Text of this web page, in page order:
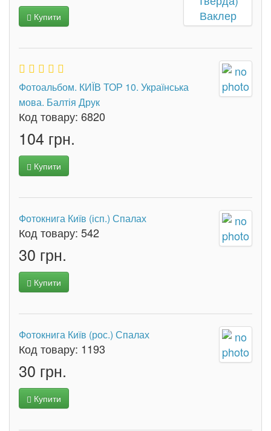
Купити
Фотоальбом. КИЇВ ТОР 10. Українська
мова. Балтія Друк
Код товару: 6820
104 грн.
Купити
Фотокнига Київ (ісп.) Спалах
Код товару: 542
30 грн.
Купити
Фотокнига Київ (рос.) Спалах
Код товару: 1193
30 грн.
Купити